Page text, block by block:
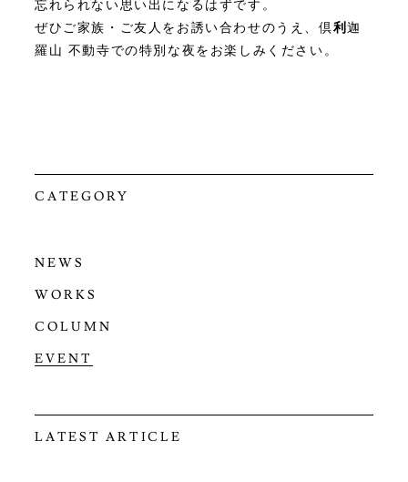
忘れられない思い出になるはずです。
ぜひご家族・ご友人をお誘い合わせのうえ、倶利迦
羅山 不動寺での特別な夜をお楽しみください。
CATEGORY
NEWS
WORKS
COLUMN
EVENT
LATEST ARTICLE